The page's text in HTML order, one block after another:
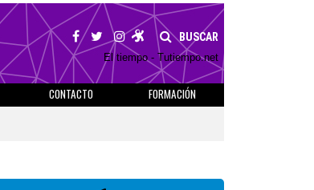
BUSCAR
El tiempo - Tutiempo.net
CONTACTO
FORMACIÓN